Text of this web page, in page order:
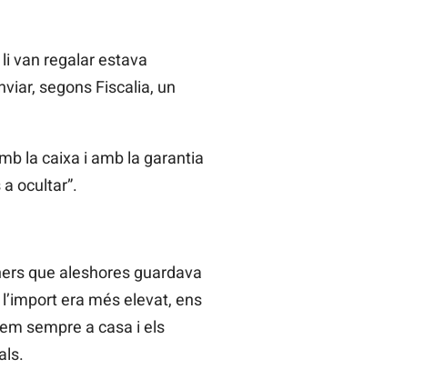
van regalar estava
segons Fiscalia, un
la caixa i amb la garantia
ocultar”.
que aleshores guardava
era més elevat, ens
sempre a casa i els